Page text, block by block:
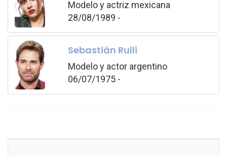
Modelo y actriz mexicana
28/08/1989 -
Sebastián Rulli
Modelo y actor argentino
06/07/1975 -